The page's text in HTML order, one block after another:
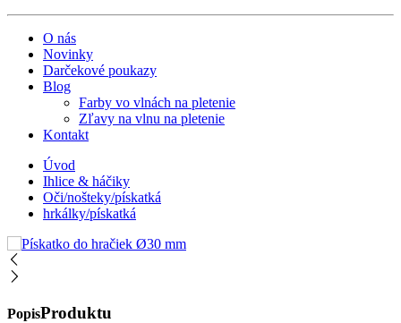
O nás
Novinky
Darčekové poukazy
Blog
Farby vo vlnách na pletenie
Zľavy na vlnu na pletenie
Kontakt
Úvod
Ihlice & háčiky
Oči/nošteky/pískatká
hrkálky/pískatká
PopisProduktu